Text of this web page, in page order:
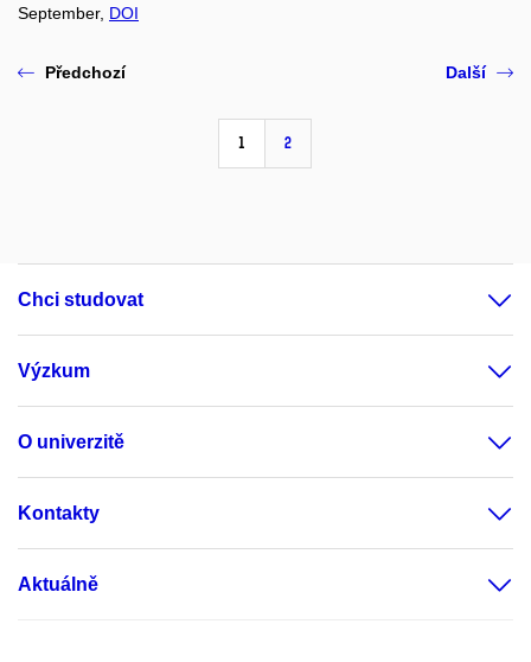
September, DOI
Předchozí
1 2
Další
Chci studovat
Výzkum
O univerzitě
Kontakty
Aktuálně